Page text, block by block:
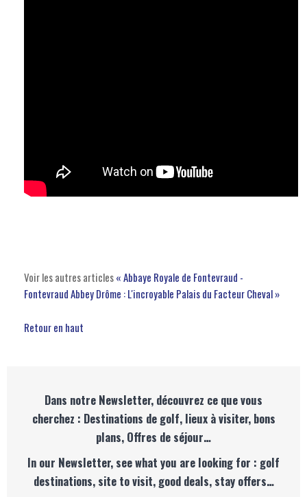
Voir les autres articles« Abbaye Royale de Fontevraud -
Fontevraud AbbeyDrôme : L'incroyable Palais du Facteur Cheval »
Retour en haut
Dans notre Newsletter, découvrez ce que vous
cherchez : Destinations de golf, lieux à visiter, bons
plans, Offres de séjour…
In our Newsletter, see what you are looking for : golf
destinations, site to visit, good deals, stay offers…